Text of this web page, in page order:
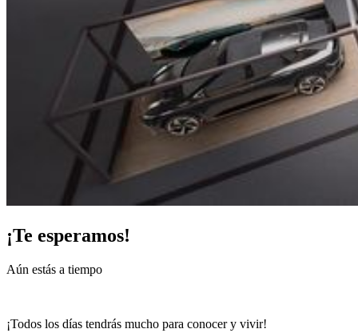
¡Te esperamos!
Aún estás a tiempo
¡Todos los días tendrás mucho para conocer y vivir!